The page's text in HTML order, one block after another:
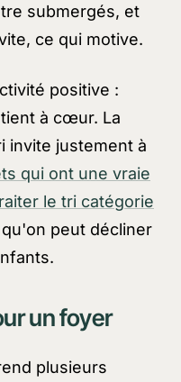
submergés, et
ce qui motive.
positive :
à cœur. La
invite justement à
qui ont une vraie
le tri catégorie
peut décliner
un foyer
plusieurs